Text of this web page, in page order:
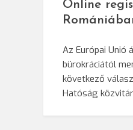
Online
Az Európai Unió
bürokráciától
következő
Hatóság